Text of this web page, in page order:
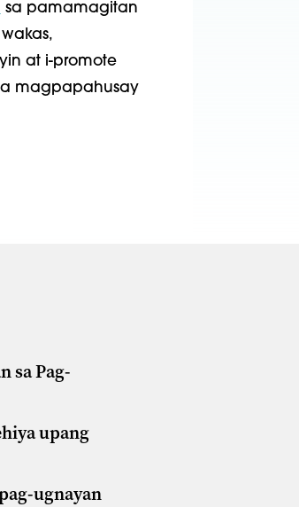
sa pamamagitan
at i-promote
magpapahusay
sa Pag-
upang
ugnayan